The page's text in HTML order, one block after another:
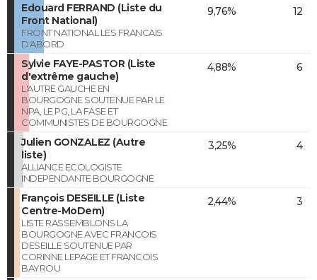
Edouard FERRAND (Liste du
Front National)
FRONT NATIONAL LES FRANCAIS
D'ABORD
9,76% 12
Sylvie FAYE-PASTOR (Liste
d'extrême gauche)
L'AUTRE GAUCHE EN
BOURGOGNE SOUTENUE PAR LE
NPA, LE PG, LA FASE ET
COMMUNISTES DE BOURGOGNE
4,88% 6
Julien GONZALEZ (Autre
liste)
ALLIANCE ECOLOGISTE
INDEPENDANTE BOURGOGNE
3,25% 4
François DESEILLE (Liste
Centre-MoDem)
LISTE RASSEMBLONS LA
BOURGOGNE AVEC FRANCOIS
DESEILLE SOUTENUE PAR
CORINNE LEPAGE ET FRANCOIS
BAYROU
2,44% 3